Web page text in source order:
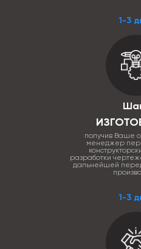
1-3
1-3
получив Ваше
менеджер
разработки
дальнейшей